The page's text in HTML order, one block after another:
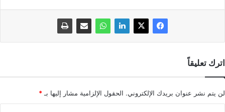
اترك تعليقاً
لن يتم نشر عنوان بريدك الإلكتروني. الحقول الإلزامية مشار إليها بـ *